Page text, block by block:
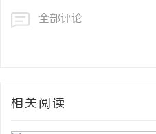
全部评论
相关阅读